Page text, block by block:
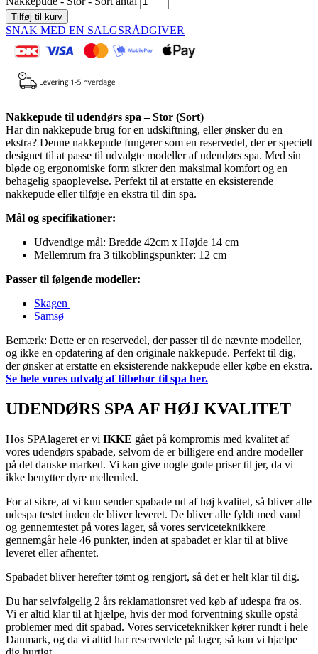
Tilføj til kurv
SNAK MED EN SALGSRÅDGIVER
Nakkepude til udendørs spa – Stor (Sort)
Har din nakkepude brug for en udskiftning, eller ønsker du en
ekstra? Denne nakkepude fungerer som en reservedel, der er specielt
designet til at passe til udvalgte modeller af udendørs spa. Med sin
bløde og ergonomiske form sikrer den maksimal komfort og en
behagelig spaoplevelse. Perfekt til at erstatte en eksisterende
nakkepude eller tilføje en ekstra til din spa.
Mål og specifikationer:
Udvendige mål: Bredde 42cm x Højde 14 cm
Mellemrum fra 3 tilkoblingspunkter: 12 cm
Passer til følgende modeller:
Skagen
Samsø
Bemærk: Dette er en reservedel, der passer til de nævnte modeller,
og ikke en opdatering af den originale nakkepude. Perfekt til dig,
der ønsker at erstatte en eksisterende nakkepude eller købe en ekstra.
Se hele vores udvalg af tilbehør til spa her.
UDENDØRS SPA AF HØJ KVALITET
Hos SPAlageret er vi IKKE gået på kompromis med kvalitet af
vores udendørs spabade, selvom de er billigere end andre modeller
på det danske marked. Vi kan give nogle gode priser til jer, da vi
ikke benytter dyre mellemled.
For at sikre, at vi kun sender spabade ud af høj kvalitet, så bliver alle
udespa testet inden de bliver leveret. De bliver alle fyldt med vand
og gennemtestet på vores lager, så vores serviceteknikkere
gennemgår hele 46 punkter, inden at spabadet er klar til at blive
leveret eller afhentet.
Spabadet bliver herefter tømt og rengjort, så det er helt klar til dig.
Du har selvfølgelig 2 års reklamationsret ved køb af udespa fra os.
Vi er altid klar til at hjælpe, hvis der mod forventning skulle opstå
problemer med dit spabad. Vores serviceteknikker kører rundt i hele
Danmark, og da vi altid har reservedele på lager, så kan vi hjælpe